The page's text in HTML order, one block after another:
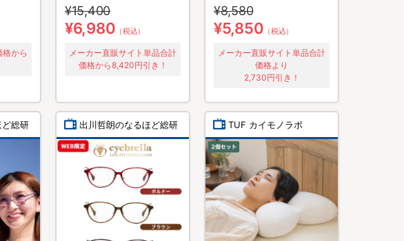
虫忌
格から
スプレー／防虫剤／害虫忌
避剤
¥15,400
¥6,980 （税込）
メーカー直販サイト単品合計
価格から8,420円引き！
虫忌避剤
¥8,580
¥5,850 （税込）
メーカー直販サイト単品合計
価格より
2,730円引き！
総研 出川哲朗のなるほど総研 TUF カイモノラボ